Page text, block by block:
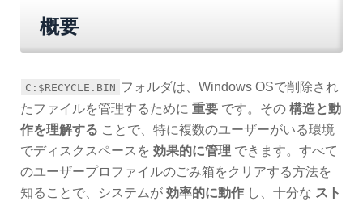
概要
C:$RECYCLE.BIN フォルダは、Windows OSで削除され
たファイルを管理するために 重要 です。その 構造と動
作を理解する ことで、特に複数のユーザーがいる環境
でディスクスペースを 効果的に管理 できます。すべて
のユーザープロファイルのごみ箱をクリアする方法を
知ることで、システムが 効率的に動作 し、十分な スト